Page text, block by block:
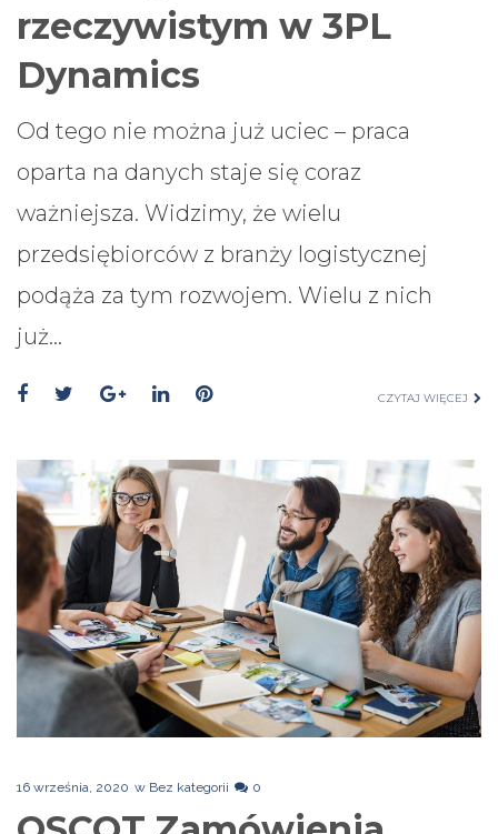
rzeczywistym w 3PL
Dynamics
Od tego nie można już uciec – praca
oparta na danych staje się coraz
ważniejsza. Widzimy, że wielu
przedsiębiorców z branży logistycznej
podąża za tym rozwojem. Wielu z nich
już…
CZYTAJ WIĘCEJ
16 września, 2020 w Bez kategorii 0